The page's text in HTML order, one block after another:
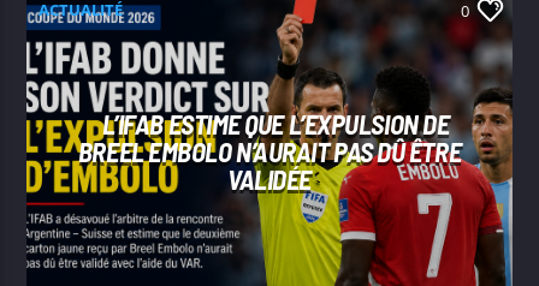
ACTUALITÉ 0
L’IFAB ESTIME QUE L’EXPULSION DE
BREEL EMBOLO N’AURAIT PAS DÛ ÊTRE
VALIDÉE